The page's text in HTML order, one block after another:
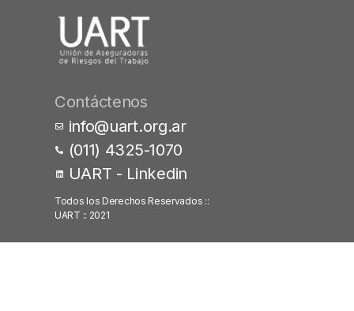
Contáctenos
info@uart.org.ar
(011) 4325-1070
UART - Linkedin
Todos los Derechos Reservados ::
UART :: 2021